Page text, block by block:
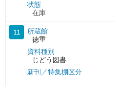
状態
在庫
11
所蔵館
徳重
資料種別
じどう図書
新刊／特集棚区分